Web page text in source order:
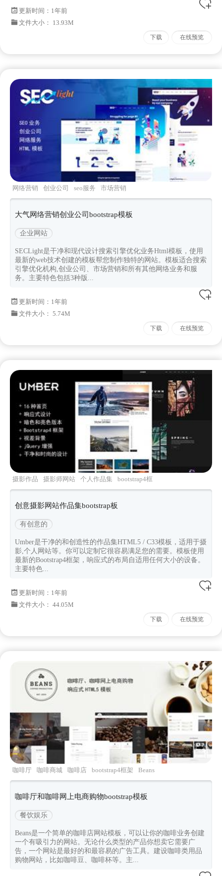
更新时间： 1年前
文件大小： 13.93M
下载 在线预览
网络营销 创业公司 seo服务
市场营销
bootstrap4框架
大气网络营销创业公司bootstrap模板
企业网站
SECLight是干净和现代设计搜索引擎优化业务Html模板，使用
最新的web技术创建的模板帮您制作独特的网站。模板适合搜索
引擎优化机构,创业公司、市场营销和所有其他网络业务和服
务。主要特色包括3种版...
更新时间： 1年前
文件大小： 5.74M
下载 在线预览
摄影作品 摄影师网站 个人作品集
bootstrap4框
架
Umber
创意摄影网站作品集bootstrap板
有创意的
Umber是干净的和创造性的作品集HTML5 / C33模板，适用于摄
影,个人网站等。你可以定制它很容易满足您的需要。模板使用
最新的Bootstrap4框架，响应式的布局自适用任何大小的设备。
主要特色...
更新时间： 1年前
文件大小： 44.05M
下载 在线预览
咖啡厅 咖啡商城 咖啡店 bootstrap4框架 Beans
咖啡厅和咖啡网上电商购物bootstrap模板
餐饮娱乐
Beans是一个简单的咖啡店网站模板，可以让你的咖啡业务创建
一个有吸引力的网站。无论什么类型的产品你想卖它需要广
告，一个网站是最好的和最容易的广告工具。建设咖啡类用品
购物网站，比如咖啡豆、咖啡杯等。主...